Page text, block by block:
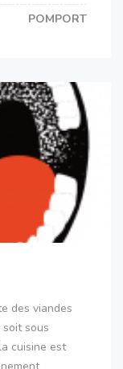
POMPORT
des viandes
sous
cuisine est